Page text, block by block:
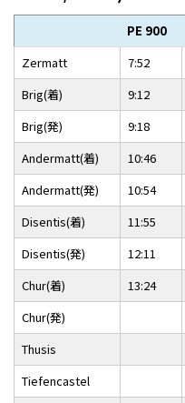
PE 900
Zermatt
7:52
Brig(着)
9:12
Brig(発)
9:18
Andermatt(着)
10:46
Andermatt(発)
10:54
Disentis(着)
11:55
Disentis(発)
12:11
Chur(着)
13:24
Chur(発)
Thusis
Tiefencastel